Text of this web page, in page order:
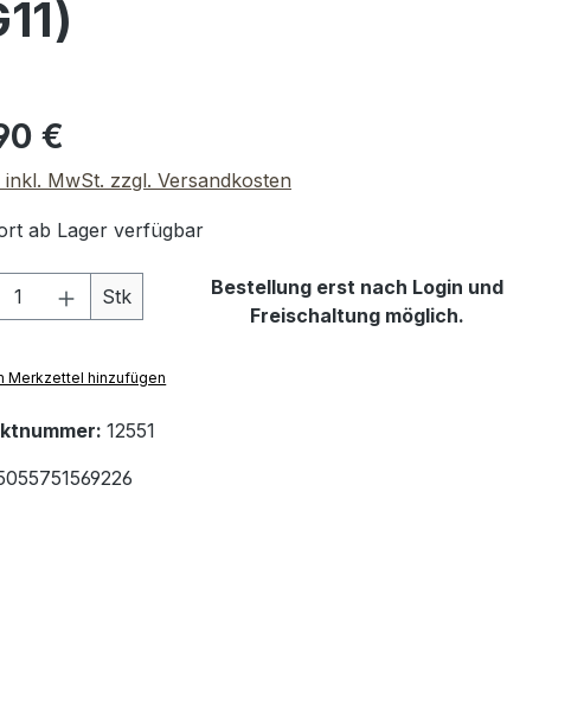
Preis:
€
inkl. MwSt. zzgl. Versandkosten
ab Lager verfügbar
Anzahl: Gib den gewünschten Wert
Stk
Bestellung erst nach Login und
Freischaltung möglich.
Merkzettel hinzufügen
12551